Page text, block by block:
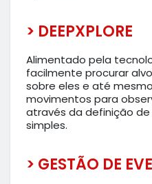
> DEEPXPLORE
Alimentado pela
facilmente procurar
sobre eles e até
movimentos para
através da definição
simples.
> GESTÃO DE